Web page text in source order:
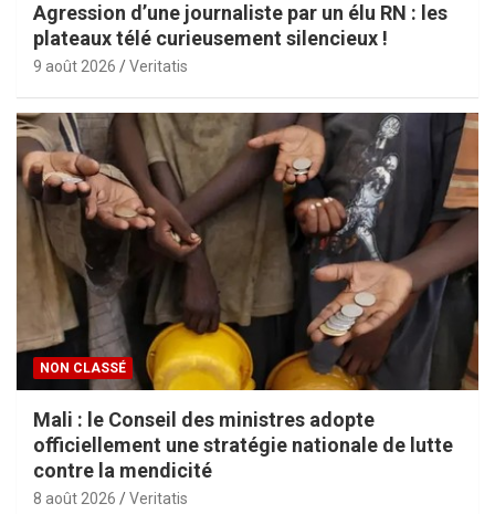
Agression d’une journaliste par un élu RN : les
plateaux télé curieusement silencieux !
9 août 2026 Veritatis
NON CLASSÉ
Mali : le Conseil des ministres adopte
officiellement une stratégie nationale de lutte
contre la mendicité
8 août 2026 Veritatis